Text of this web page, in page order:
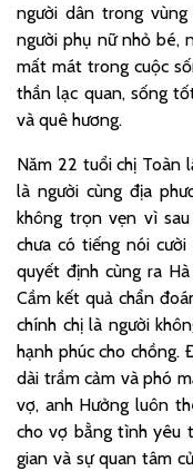
người dân trong
người phụ nữ nhỏ bé,
mất mát trong cuộc
thần lạc quan, sống
và quê hương.
Năm 22 tuổi chị Toàn
là người cùng địa
không trọn vẹn vì
chưa có tiếng nói
quyết định cùng ra
Cầm kết quả chẩn
chính chị là người
hạnh phúc cho chồng.
dài trầm cảm và phó
vợ, anh Hưởng luôn
cho vợ bằng tình yêu
gian và sự quan tâm